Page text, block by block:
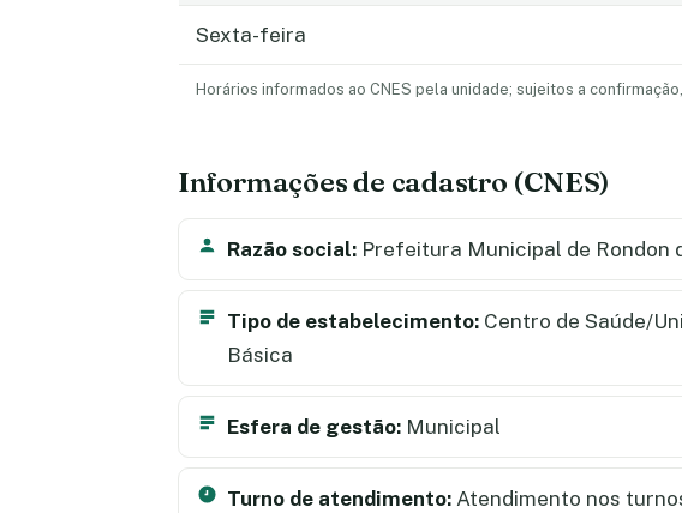
Sexta-feira
Horários informados ao CNES pela unidade; sujeitos a
Informações de cadastro (CNES)
Razão social: Prefeitura Municipal de Rondon
Tipo de estabelecimento: Centro de Saúde/
Básica
Esfera de gestão: Municipal
Turno de atendimento: Atendimento nos